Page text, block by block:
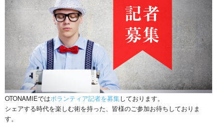
OTONAMIEではボランティア記者を募集しております。
シェアする時代を楽しむ術を持った、皆様のご参加お待ちしておりま
す。